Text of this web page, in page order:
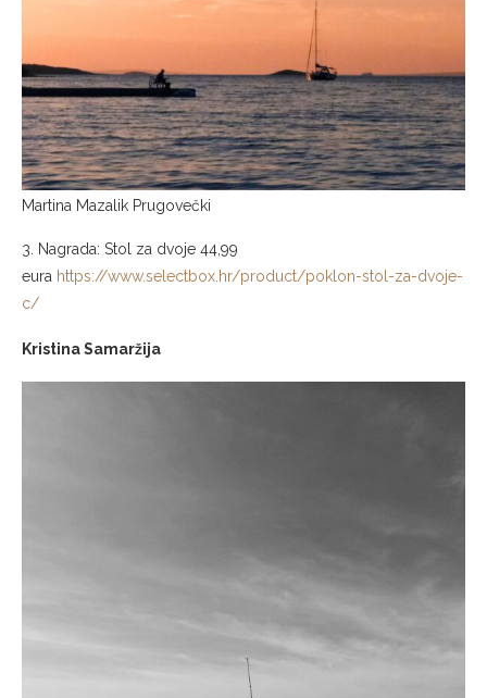
Martina Mazalik Prugovečki
3. Nagrada: Stol za dvoje 44,99
eura https://www.selectbox.hr/product/poklon-stol-za-dvoje-
c/
Kristina Samaržija